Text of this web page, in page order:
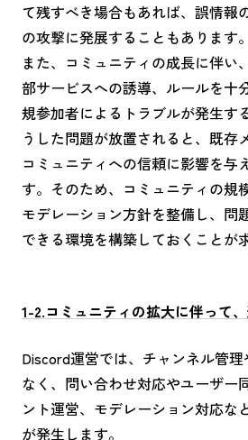
て残すべき場合もあれば、誤情報
の攻撃に発展することもあります。
また、コミュニティの成長に伴い
部サービスへの誘導、ルールを十
規参加者によるトラブルが発生す
うした問題が放置されると、既存
コミュニティへの信頼に影響を与
す。そのため、コミュニティの規
モデレーション方針を整備し、問
できる環境を構築しておくことが
1-2.コミュニティの拡大に伴って
Discord運営では、チャンネル管
なく、問い合わせ対応やユーザー
ント運営、モデレーション対応な
が発生します。